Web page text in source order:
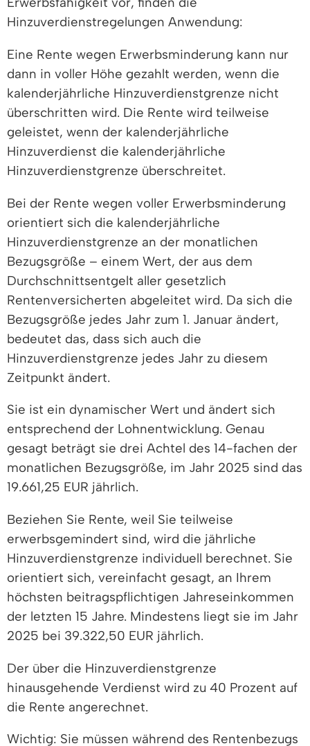
Hinzuverdienstregelungen Anwendung:
Eine Rente wegen Erwerbsminderung kann nur
dann in voller Höhe gezahlt werden, wenn die
kalenderjährliche Hinzuverdienstgrenze nicht
überschritten wird. Die Rente wird teilweise
geleistet, wenn der kalenderjährliche
Hinzuverdienst die kalenderjährliche
Hinzuverdienstgrenze überschreitet.
Bei der Rente wegen voller Erwerbsminderung
orientiert sich die kalenderjährliche
Hinzuverdienstgrenze an der monatlichen
Bezugsgröße – einem Wert, der aus dem
Durchschnittsentgelt aller gesetzlich
Rentenversicherten abgeleitet wird. Da sich die
Bezugsgröße jedes Jahr zum 1. Januar ändert,
bedeutet das, dass sich auch die
Hinzuverdienstgrenze jedes Jahr zu diesem
Zeitpunkt ändert.
Sie ist ein dynamischer Wert und ändert sich
entsprechend der Lohnentwicklung. Genau
gesagt beträgt sie drei Achtel des 14-­fachen der
monatlichen Bezugsgröße, im Jahr 2025 sind das
19.661,25 EUR jährlich.
Beziehen Sie Rente, weil Sie teilweise
erwerbsgemindert sind, wird die jährliche
Hinzuverdienstgrenze individuell berechnet. Sie
orientiert sich, vereinfacht gesagt, an Ihrem
höchsten beitragspflichtigen Jahreseinkommen
der letzten 15 Jahre. Mindestens liegt sie im Jahr
2025 bei 39.322,50 EUR jährlich.
Der über die Hinzuverdienstgrenze
hinausgehende Verdienst wird zu 40 Prozent auf
die Rente angerechnet.
Wichtig: Sie müssen während des Rentenbezugs